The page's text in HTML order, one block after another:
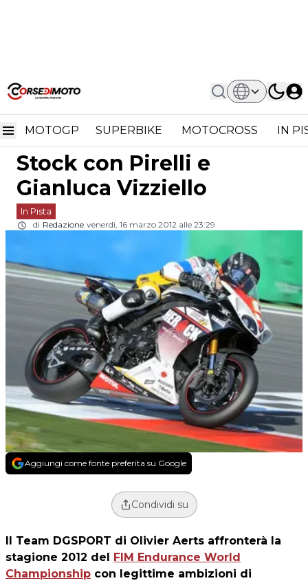
MOTOGP SUPERBIKE MOTOCROSS IN
Home In Pista
Endurance: Il Team DGSPORT
Endurance: il Team
DGSPORT all'assalto della
Stock con Pirelli e
Gianluca Vizziello
In Pista
di Redazione venerdì, 16 marzo 2012 alle 23:29
Aggiungi come fonte preferita su Google
Condividi su
Team DGSPORT di Olivier Aerts affronterà la
stagione 2012 del
FIM Endurance World
Championship con legittime ambizioni di